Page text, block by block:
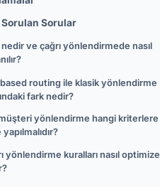
Sorulan Sorular
nedir ve çağrı yönlendirmede nasıl
routing ile klasik yönlendirme
fark nedir?
yönlendirme hangi kriterlere
yönlendirme kuralları nasıl optimize